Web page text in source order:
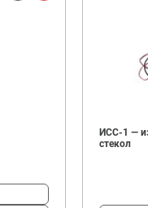
ИСС-1 —
стекол